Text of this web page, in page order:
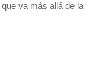
que va más allá de la